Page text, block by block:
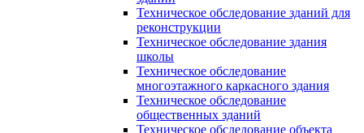
Техническое обследование зданий для
реконструкции
Техническое обследование здания
школы
Техническое обследование
многоэтажного каркасного здания
Техническое обследование
общественных зданий
Техническое обследование объекта